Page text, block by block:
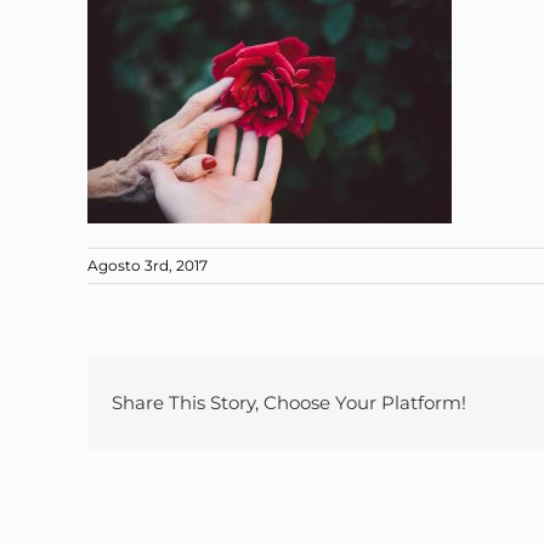
Agosto 3rd, 2017
Share This Story, Choose Your Platform!